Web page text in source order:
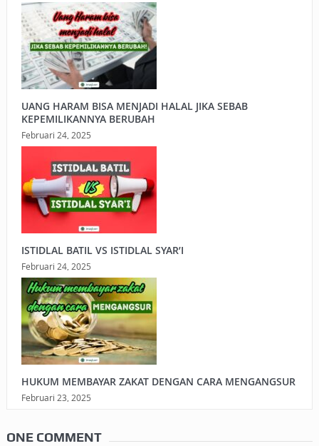
UANG HARAM BISA MENJADI HALAL JIKA SEBAB
KEPEMILIKANNYA BERUBAH
Februari 24, 2025
ISTIDLAL BATIL VS ISTIDLAL SYAR’I
Februari 24, 2025
HUKUM MEMBAYAR ZAKAT DENGAN CARA MENGANGSUR
Februari 23, 2025
ONE COMMENT